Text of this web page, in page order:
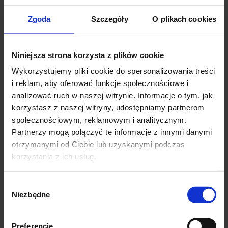
Zgoda Szczegóły O plikach cookies
Niniejsza strona korzysta z plików cookie
Wykorzystujemy pliki cookie do spersonalizowania treści
i reklam, aby oferować funkcje społecznościowe i
analizować ruch w naszej witrynie. Informacje o tym, jak
korzystasz z naszej witryny, udostępniamy partnerom
społecznościowym, reklamowym i analitycznym.
Partnerzy mogą połączyć te informacje z innymi danymi
otrzymanymi od Ciebie lub uzyskanymi podczas
korzystania z ich usług.
zgody
Niezbędne
Preferencje
szerokość biodrach :53-60 x 2 cm
PRODUCENT WŁOCHYsuper jakość
SKŁAD:
45 % modal
30 % viskoza
15% angora
10% spandex
Podobne produkty